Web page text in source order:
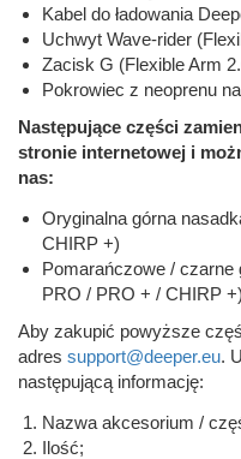
Kabel do ładowania
Uchwyt Wave-rider
Zacisk G (Flexible Arm
Pokrowiec z neoprenu
Następujące części
stronie internetowej i
nas:
Oryginalna górna
CHIRP +)
Pomarańczowe /
PRO / PRO + / CHIRP +)
Aby zakupić powyższe
adres support@deeper.eu.
następującą informację:
Nazwa akcesorium /
Ilość;